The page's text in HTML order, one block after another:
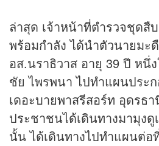
ล่าสุด เจ้าหน้าที่ตำรวจชุดสื
พร้อมกำลัง ได้นำตัวนายมะ
อส.นราธิวาส อายุ 39 ปี หนึ่
ชัย ไพรพนา ไปทำแผนประ
เดอะบายพาสรีสอร์ท อุดรธ
ประชาชนได้เดินทางมามุง
นั้น ได้เดินทางไปทำแผนต่